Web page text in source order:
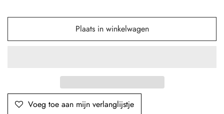
Plaats in winkelwagen
Voeg toe aan mijn verlanglijstje